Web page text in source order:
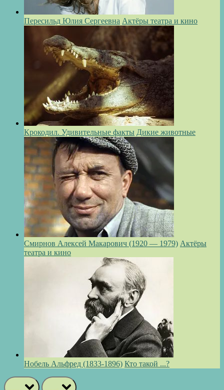
Пересильд Юлия Сергеевна Актёры театра и кино
Крокодил. Удивительные факты Дикие животные
Смирнов Алексей Макарович (1920 — 1979) Актёры
театра и кино
Нобель Альфред (1833-1896) Кто такой ...?